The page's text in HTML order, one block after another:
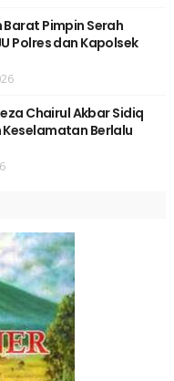
Pimpin Serah
Polres dan Kapolsek
Chairul Akbar Sidiq
Berlalu